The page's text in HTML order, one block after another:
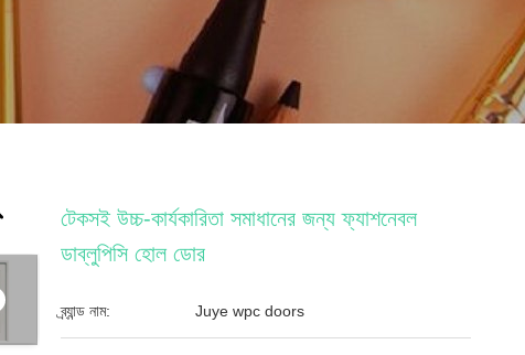
টেকসই উচ্চ-কার্যকারিতা সমাধানের জন্য ফ্যাশনেবল
ডাব্লুপিসি হোল ডোর
ব্র্যান্ড নাম: Juye wpc doors